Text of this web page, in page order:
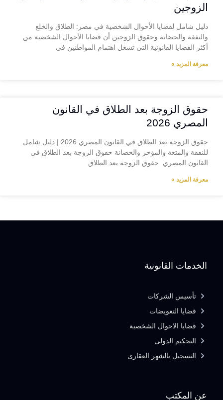
الزوجين
دليل شامل لقضايا الأحوال الشخصية في مصر: الطلاق والخلع
والنفقة والحضانة وحقوق الزوجين أن قضايا الأحوال الشخصية من
أكثر القضايا القانونية التي تشغل اهتمام المواطنين في
معرفة المزيد »
حقوق الزوجة بعد الطلاق في القانون
المصري 2026
حقوق الزوجة بعد الطلاق في القانون المصري 2026 | دليل شامل
للنفقة والمتعة والمؤخر والحضانة حقوق الزوجة بعد الطلاق في
القانون المصري حقوق الزوجة بعد الطلاق
معرفة المزيد »
عن المكتب
الخدمات القانونية
تأسيس الشركات
قضايا التعويضات
قضايا الاحوال الشخصية
التحكيم الدولى
التسجيل بالشهر العقارى